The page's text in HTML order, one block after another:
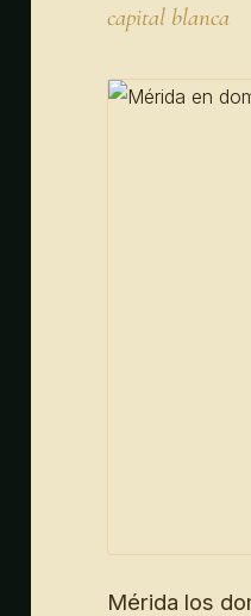
capital blanca
Mérida los